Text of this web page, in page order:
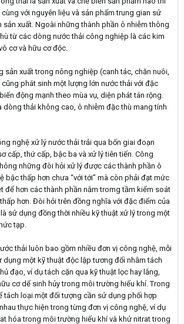
với nguyên liệu và sản phẩm trung gian sử
xuất. Ngoài những thành phần ô nhiễm thông
từ các dòng nước thải công nghiệp là các kim
cơ và hữu cơ độc.
sản xuất trong nông nghiệp (canh tác, chăn nuôi,
phát sinh một lượng lớn nước thải với đặc
động mạnh theo mùa vụ, diện phát tán rộng.
dòng thải không cao, ô nhiễm đặc thù mang tính
nghệ xử lý nước thải trải qua bốn giai đoạn
cấp, thứ cấp, bậc ba và xử lý tiên tiến. Công
những đòi hỏi xử lý được các thành phần ô
bậc thấp hơn chưa “với tới” mà còn phải đạt mức
để hơn các thành phần nằm tromg tầm kiểm soát
hơn. Đòi hỏi trên đồng nghĩa với đặc điểm của
sử dụng đồng thời nhiều kỹ thuật xử lý trong một
tạp.
thải luôn bao gồm nhiều đơn vị công nghệ, mỗi
dụng một kỹ thuật độc lập tương đối nhằm tách
đạo, ví dụ tách cặn qua kỹ thuật lọc hay lắng,
cơ dể sinh hủy trong môi trường hiếu khí. Trong
tách loại một đối tượng cần sử dụng phối hợp
thực hiện trong từng đơn vị công nghệ, ví dụ
hóa trong môi trường hiếu khí và khử nitrat trong